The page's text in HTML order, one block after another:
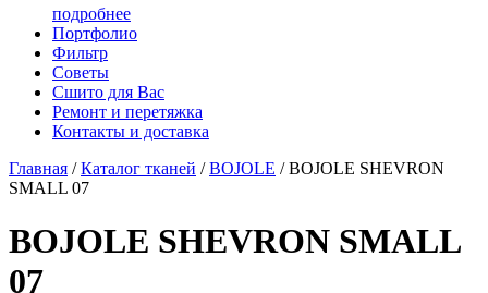
подробнее
Портфолио
Фильтр
Советы
Сшито для Вас
Ремонт и перетяжка
Контакты и доставка
Главная / Каталог тканей / BOJOLE / BOJOLE SHEVRON
SMALL 07
BOJOLE SHEVRON SMALL
07